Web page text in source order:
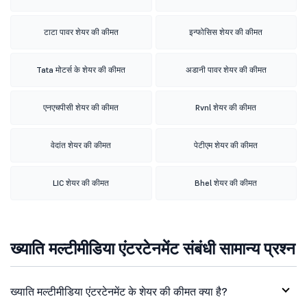
टाटा पावर शेयर की कीमत इन्फोसिस शेयर की कीमत
Tata मोटर्स के शेयर की कीमत अडानी पावर शेयर की कीमत
एनएचपीसी शेयर की कीमत Rvnl शेयर की कीमत
वेदांत शेयर की कीमत पेटीएम शेयर की कीमत
LIC शेयर की कीमत Bhel शेयर की कीमत
ख्याति मल्टीमीडिया एंटरटेनमेंट संबंधी सामान्य प्रश्न
ख्याति मल्टीमीडिया एंटरटेनमेंट के शेयर की कीमत क्या है?